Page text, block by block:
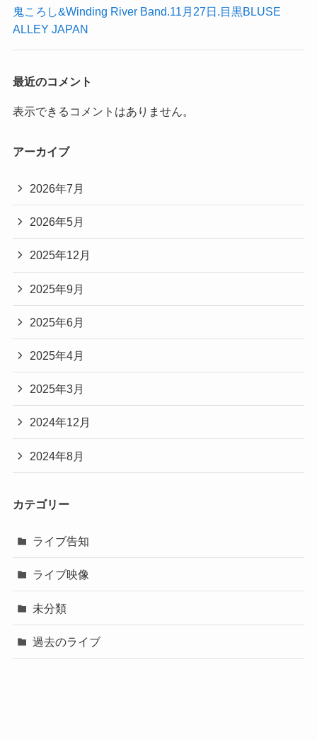
鬼ころし&Winding River Band.11月27日.目黒BLUSE
ALLEY JAPAN
最近のコメント
表示できるコメントはありません。
アーカイブ
2026年7月
2026年5月
2025年12月
2025年9月
2025年6月
2025年4月
2025年3月
2024年12月
2024年8月
カテゴリー
ライブ告知
ライブ映像
未分類
過去のライブ